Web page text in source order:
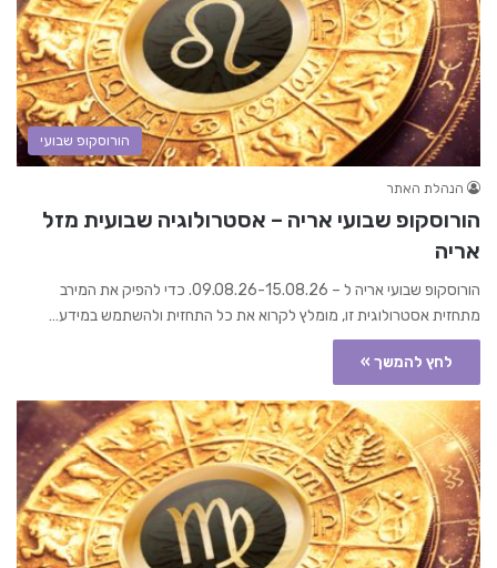
הורוסקופ שבועי
הנהלת האתר
הורוסקופ שבועי אריה – אסטרולוגיה שבועית מזל
אריה
הורוסקופ שבועי אריה ל – 09.08.26-15.08.26. כדי להפיק את המירב
מתחזית אסטרולוגית זו, מומלץ לקרוא את כל התחזית ולהשתמש במידע…
לחץ להמשך »